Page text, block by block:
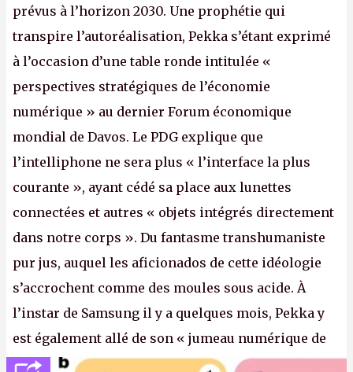
prévus à l’horizon 2030. Une prophétie qui
transpire l’autoréalisation, Pekka s’étant exprimé
à l’occasion d’une table ronde intitulée «
perspectives stratégiques de l’économie
numérique » au dernier Forum économique
mondial de Davos. Le PDG explique que
l’intelliphone ne sera plus « l’interface la plus
courante », ayant cédé sa place aux lunettes
connectées et autres « objets intégrés directement
dans notre corps ». Du fantasme transhumaniste
pur jus, auquel les aficionados de cette idéologie
s’accrochent comme des moules sous acide. À
l’instar de Samsung il y a quelques mois, Pekka y
est également allé de son « jumeau numérique de
tout » et de l’importance des metasangsues, qu’il